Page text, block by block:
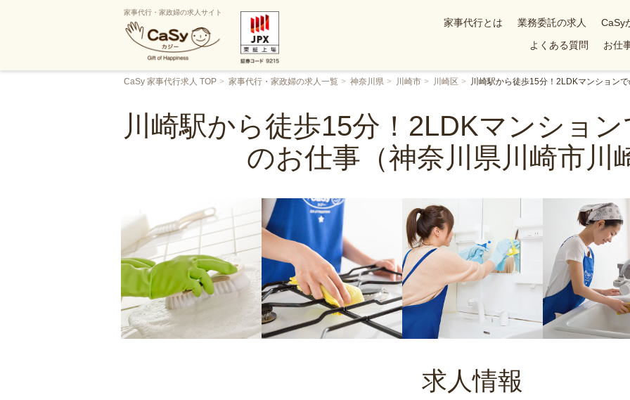
家事代行・家政婦の求人サイト
家事代行とは 業務委託の求人 CaSy
よくある質問
お仕
CaSy 家事代行求人 TOP 家事代行・家政婦の求人一覧 神奈川県 川崎市 川崎区 川崎駅から徒歩15分！2LDKマンション
川崎駅から徒歩15分！2LDKマンショ
のお仕事（神奈川県川崎市川
求人情報